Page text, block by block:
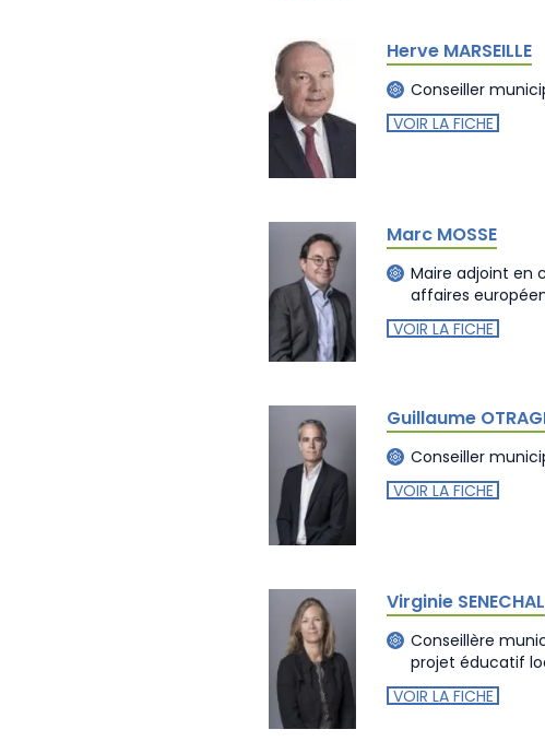
Herve MARSEILLE
Conseiller
VOIR LA FICHE
Marc MOSSE
Maire adjoint en
affaires
VOIR LA FICHE
Guillaume
Conseiller
VOIR LA FICHE
Virginie SENECHAL
Conseillère
projet éducatif
VOIR LA FICHE